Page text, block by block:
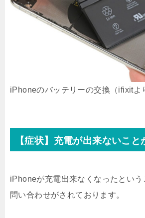
iPhoneのバッテリーの交換（ifixitよ
【症状】充電が出来ないこと
iPhoneが充電出来なくなったという
問い合わせがされております。